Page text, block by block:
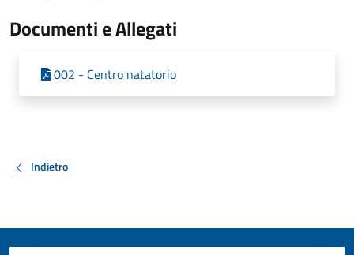
Documenti e Allegati
002 - Centro natatorio
Indietro